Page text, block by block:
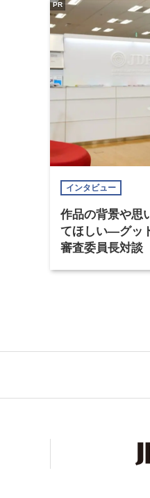
インタビュー
作品の背景や思
てほしい―グッ
審査委員長対談
PR